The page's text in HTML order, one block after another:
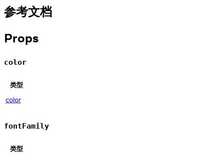
参考文档
Props
color
类型
color
fontFamily
类型